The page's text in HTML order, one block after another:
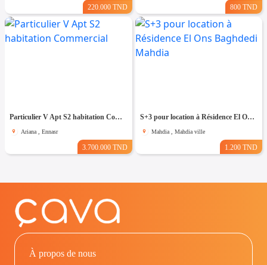
220.000 TND 800 TND
Particulier V Apt S2 habitation Commercial
Ariana , Ennasr
3.700.000 TND
S+3 pour location à Résidence El Ons Baghdedi Mahdia
Mahdia , Mahdia ville
1.200 TND
À propos de nous